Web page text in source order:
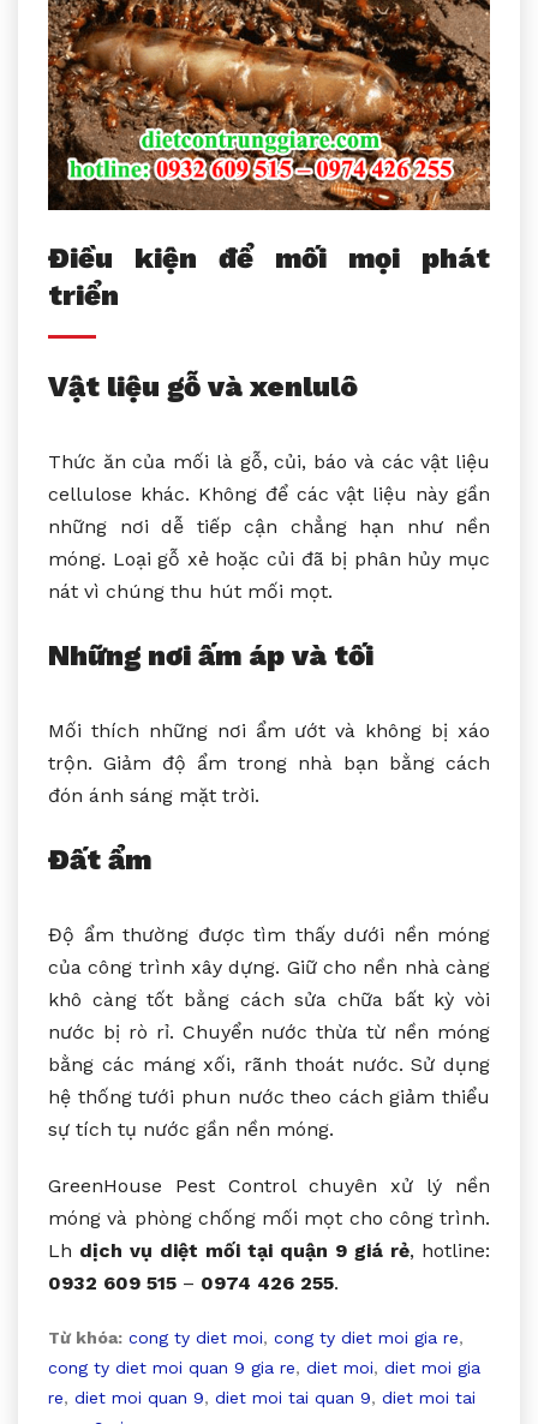
Điều kiện để mối mọi phát
triển
Vật liệu gỗ và xenlulô
Thức ăn của mối là gỗ, củi, báo và các vật liệu
cellulose khác. Không để các vật liệu này gần
những nơi dễ tiếp cận chẳng hạn như nền
móng. Loại gỗ xẻ hoặc củi đã bị phân hủy mục
nát vì chúng thu hút mối mọt.
Những nơi ấm áp và tối
Mối thích những nơi ẩm ướt và không bị xáo
trộn. Giảm độ ẩm trong nhà bạn bằng cách
đón ánh sáng mặt trời.
Đất ẩm
Độ ẩm thường được tìm thấy dưới nền móng
của công trình xây dựng. Giữ cho nền nhà càng
khô càng tốt bằng cách sửa chữa bất kỳ vòi
nước bị rò rỉ. Chuyển nước thừa từ nền móng
bằng các máng xối, rãnh thoát nước. Sử dụng
hệ thống tưới phun nước theo cách giảm thiểu
sự tích tụ nước gần nền móng.
GreenHouse Pest Control chuyên xử lý nền
móng và phòng chống mối mọt cho công trình.
Lh dịch vụ diệt mối tại quận 9 giá rẻ, hotline:
0932 609 515 – 0974 426 255.
Từ khóa: cong ty diet moi, cong ty diet moi gia re,
cong ty diet moi quan 9 gia re, diet moi, diet moi gia
re, diet moi quan 9, diet moi tai quan 9, diet moi tai